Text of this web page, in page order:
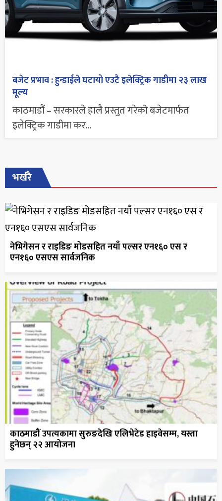
बजेट प्रभाव : हुन्डाईले घटायो एउटै इलेक्ट्रिक गाडीमा २३ लाख
मूल्य
काठमाडौं – सरकारले हालै प्रस्तुत गरेको बजेटमार्फत
इलेक्ट्रिक गाडीमा कर...
भर्खरै
नेभिगेसन र राइडिङ मोडसहित नयाँ पल्सर एन१६० एस र
एन१६० एसएस सार्वजनिक
काठमाडौं उपत्यकामा सुरुङदेखि एलिभेटेड हाइवेसम्म, यस्ता
हुनेछन् २२ आयोजना